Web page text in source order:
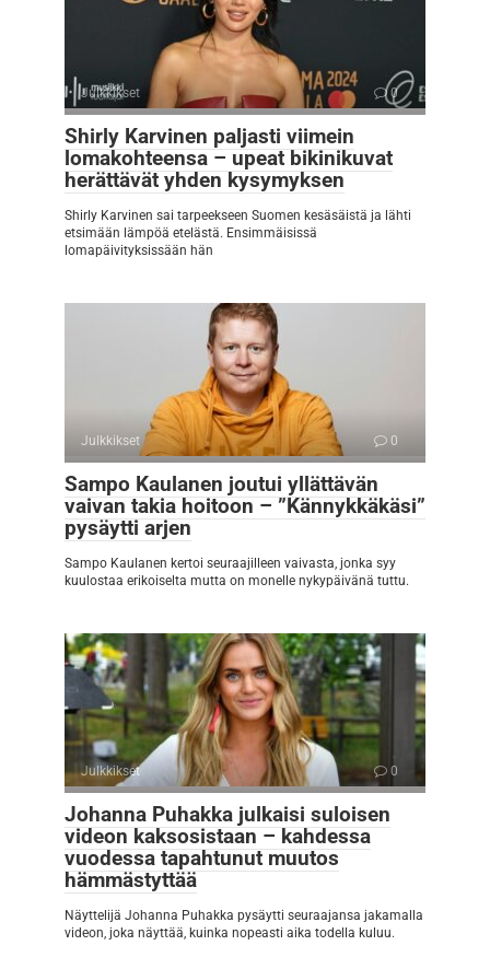
Julkkikset 0
Shirly Karvinen paljasti viimein
lomakohteensa – upeat bikinikuvat
herättävät yhden kysymyksen
Shirly Karvinen sai tarpeekseen Suomen kesäsäistä ja lähti
etsimään lämpöä etelästä. Ensimmäisissä
lomapäivityksissään hän
Julkkikset 0
Sampo Kaulanen joutui yllättävän
vaivan takia hoitoon – ”Kännykkäkäsi”
pysäytti arjen
Sampo Kaulanen kertoi seuraajilleen vaivasta, jonka syy
kuulostaa erikoiselta mutta on monelle nykypäivänä tuttu.
Julkkikset 0
Johanna Puhakka julkaisi suloisen
videon kaksosistaan – kahdessa
vuodessa tapahtunut muutos
hämmästyttää
Näyttelijä Johanna Puhakka pysäytti seuraajansa jakamalla
videon, joka näyttää, kuinka nopeasti aika todella kuluu.